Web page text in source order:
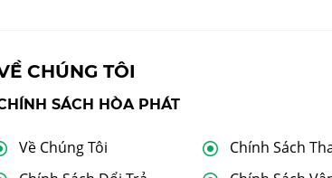
CHÚNG TÔI
SÁCH HÒA PHÁT
Về Chúng Tôi
Chính Sách